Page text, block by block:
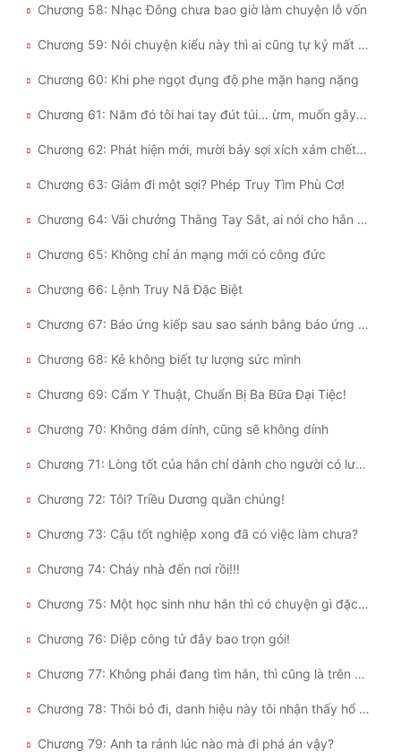
Chương 58: Nhạc Đông chưa bao giờ làm chuyện lỗ vốn
Chương 59: Nói chuyện kiểu này thì ai cũng tự kỷ mất thôi
Chương 60: Khi phe ngọt đụng độ phe mặn hạng nặng
Chương 61: Năm đó tôi hai tay đút túi... ừm, muốn gây sự à?
Chương 62: Phát hiện mới, mười bảy sợi xích xám chết chóc
Chương 63: Giảm đi một sợi? Phép Truy Tìm Phù Cơ!
Chương 64: Vãi chưởng Thằng Tay Sắt, ai nói cho hắn biết Thằng Tay Sắt là ai vậy???
Chương 65: Không chỉ án mạng mới có công đức
Chương 66: Lệnh Truy Nã Đặc Biệt
Chương 67: Báo ứng kiếp sau sao sánh bằng báo ứng kiếp này!
Chương 68: Kẻ không biết tự lượng sức mình
Chương 69: Cẩm Y Thuật, Chuẩn Bị Ba Bữa Đại Tiệc!
Chương 70: Không dám dính, cũng sẽ không dính
Chương 71: Lòng tốt của hắn chỉ dành cho người có lương tri
Chương 72: Tôi? Triều Dương quần chúng!
Chương 73: Cậu tốt nghiệp xong đã có việc làm chưa?
Chương 74: Cháy nhà đến nơi rồi!!!
Chương 75: Một học sinh như hắn thì có chuyện gì đặc biệt chứ!!!
Chương 76: Diệp công tử đây bao trọn gói!
Chương 77: Không phải đang tìm hắn, thì cũng là trên đường đi tìm hắn
Chương 78: Thôi bỏ đi, danh hiệu này tôi nhận thấy hổ thẹn
Chương 79: Anh ta rảnh lúc nào mà đi phá án vậy?